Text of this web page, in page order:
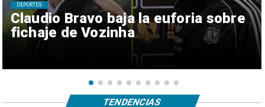
Claudio Bravo baja la euforia sobre
fichaje de Vozinha
DEPORTES
TENDENCIAS